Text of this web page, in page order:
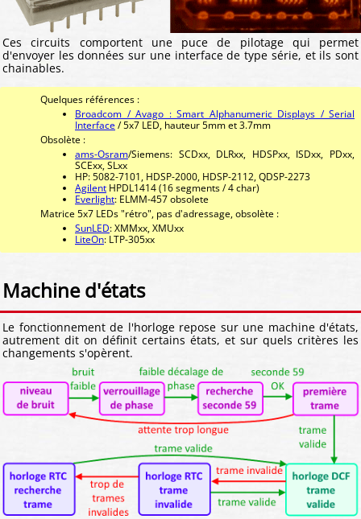
Ces circuits comportent une puce de pilotage qui permet
d'envoyer les données sur une interface de type série, et ils sont
chainables.
Quelques références :
Broadcom / Avago : Smart Alphanumeric Displays / Serial
Interface/ 5x7 LED, hauteur 5mm et 3.7mm
Obsolète :
ams-Osram/Siemens: SCDxx, DLRxx, HDSPxx, ISDxx, PDxx,
SCExx, SLxx
HP: 5082-7101, HDSP-2000, HDSP-2112, QDSP-2273
Agilent HPDL1414 (16 segments / 4 char)
Everlight: ELMM-457 obsolete
Matrice 5x7 LEDs "rétro", pas d'adressage, obsolète :
SunLED: XMMxx, XMUxx
LiteOn: LTP-305xx
Machine d'états
Le fonctionnement de l'horloge repose sur une machine d'états,
autrement dit on définit certains états, et sur quels critères les
changements s'opèrent.